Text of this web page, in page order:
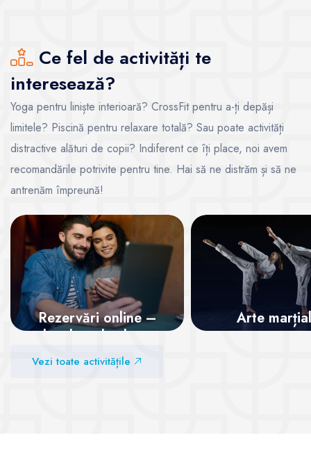
Ce fel de activități te
interesează?
Yoga pentru liniște interioară? CrossFit pentru a-ți depăși
limitele? Piscină pentru relaxare totală? Sau poate activități
distractive alături de copii? Indiferent ce îți place, noi avem
recomandările potrivite pentru tine. Hai să ne distrăm și să ne
antrenăm împreună!
Rezervări online –
locul tău la clase,
garantat!
Arte
Vezi toate activitățile